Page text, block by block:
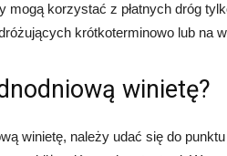
mogą korzystać z płatnych dróg
krótkoterminowo lub na
winietę?
winietę, należy udać się do